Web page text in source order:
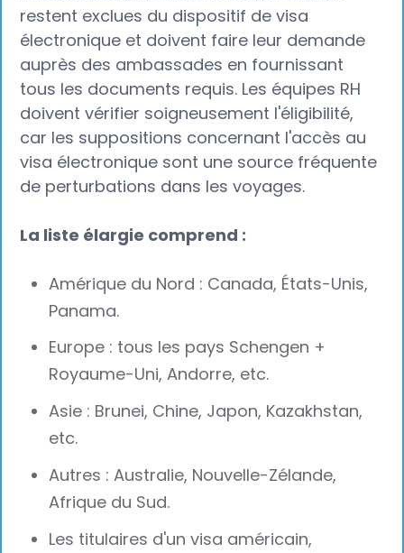
restent exclues du dispositif de visa
électronique et doivent faire leur demande
auprès des ambassades en fournissant
tous les documents requis. Les équipes RH
doivent vérifier soigneusement l'éligibilité,
car les suppositions concernant l'accès au
visa électronique sont une source fréquente
de perturbations dans les voyages.
La liste élargie comprend :
Amérique du Nord : Canada, États-Unis,
Panama.
Europe : tous les pays Schengen +
Royaume-Uni, Andorre, etc.
Asie : Brunei, Chine, Japon, Kazakhstan,
etc.
Autres : Australie, Nouvelle-Zélande,
Afrique du Sud.
Les titulaires d'un visa américain,